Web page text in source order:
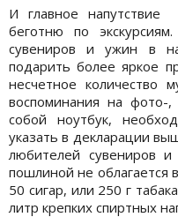
И главное
беготню по
сувениров и ужин в
подарить более яркое
несчетное количество
воспоминания на фото-
собой ноутбук,
указать в декларации
любителей сувениров
пошлиной не облагается
50 сигар, или 250 г
литр крепких спиртных